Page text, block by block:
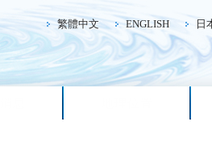
日
ENGLISH
繁體中文